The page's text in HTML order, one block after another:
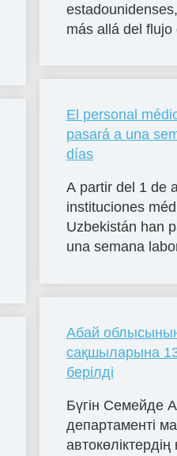
más allá del
El personal
pasará a una
días
A partir del 1 de
instituciones
Uzbekistán han
una semana
Абай облысының
сақшыларына
берілді
Бүгін Семейде
департаменті